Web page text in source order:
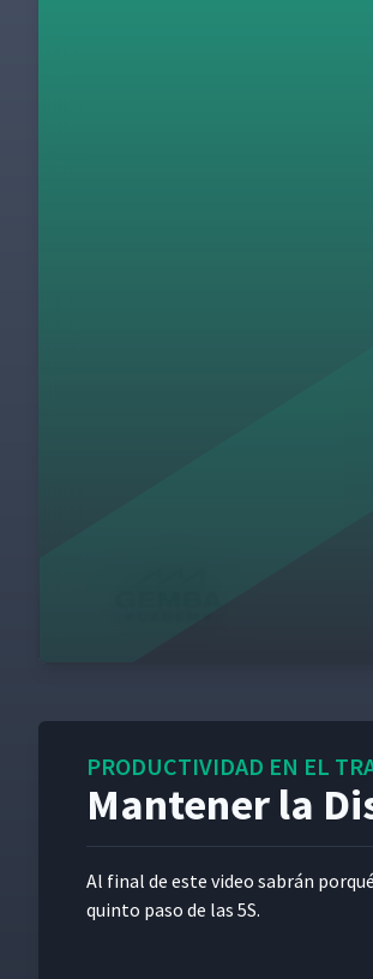
PRODUCTIVIDAD EN EL
Mantener la
Al final de este video sabrán
quin­to paso de las 5S.
10 FedEx: Ordenar -
11 FedEx: Ordenar –
12 Limpieza